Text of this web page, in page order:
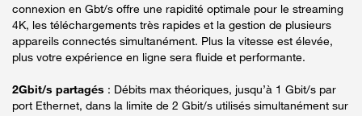
connexion en Gbt/s offre une rapidité optimale pour le streaming
4K, les téléchargements très rapides et la gestion de plusieurs
appareils connectés simultanément. Plus la vitesse est élevée,
plus votre expérience en ligne sera fluide et performante.
2Gbit/s partagés : Débits max théoriques, jusqu’à 1 Gbit/s par
port Ethernet, dans la limite de 2 Gbit/s utilisés simultanément sur